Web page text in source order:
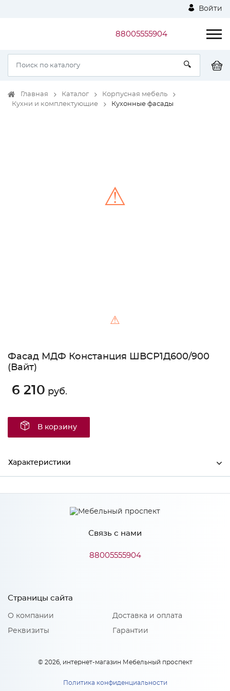
Войти
88005555904
Главная Каталог
Корпусная мебель
Кухни и комплектующие
Кухонные фасады
⚠
⚠
Фасад МДФ Констанция ШВСР1Д600/900
(Вайт)
6 210 руб.
В корзину
Характеристики
Производитель МиФ
Вайт
Связь с нами
88005555904
Страницы сайта
О компании
Реквизиты
Доставка и оплата
Гарантии
© 2026, интернет-магазин Мебельный проспект
Политика конфиденциальности